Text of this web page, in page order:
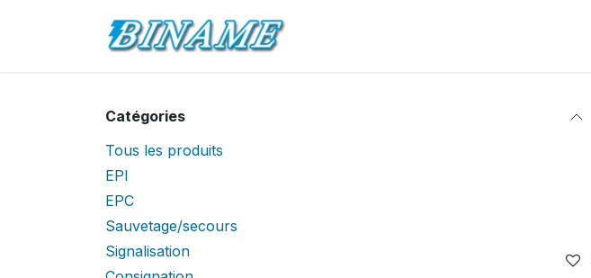
Catégories
Tous les produits
EPI
EPC
Sauvetage/secours
Signalisation